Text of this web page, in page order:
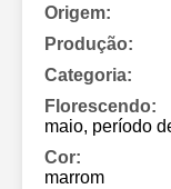
Origem:
Produção:
Categoria:
Florescendo:
maio, período
Cor:
marrom